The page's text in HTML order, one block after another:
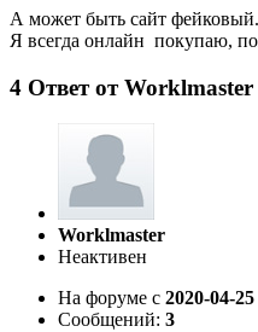
А может быть сайт
Я всегда онлайн покупаю,
4 Ответ отWorklmaster
Worklmaster
Неактивен
На форуме с 2020-04-25
Сообщений: 3